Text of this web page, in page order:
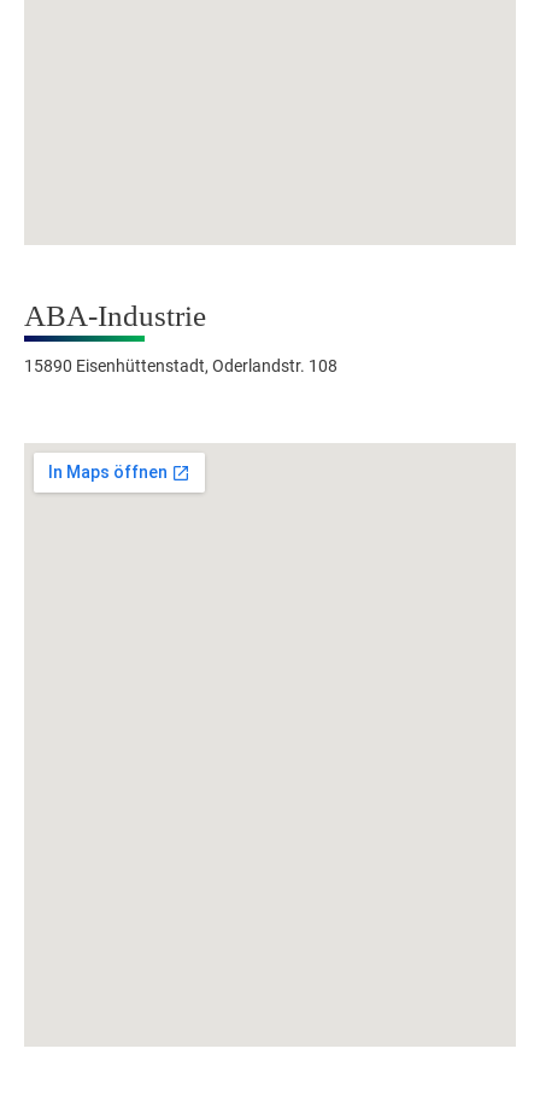
ABA-Industrie
15890 Eisenhüttenstadt, Oderlandstr. 108